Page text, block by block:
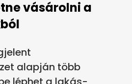
vásárolni a
alapján több